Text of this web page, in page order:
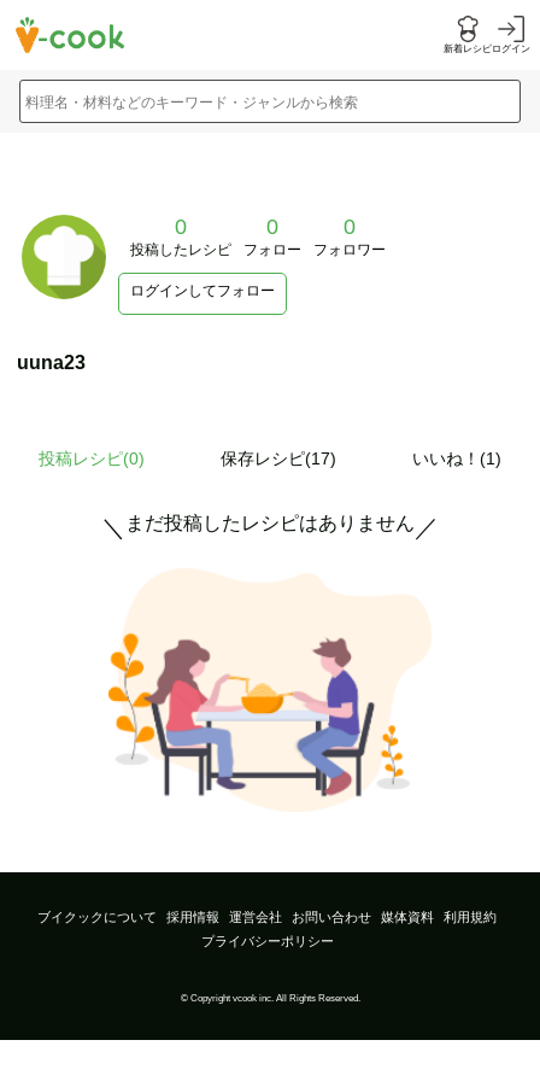
新着レシピログイン
料理名・材料などのキーワード・ジャンルから検索
0
投稿したレシピ
0
フォロー
0
フォロワー
ログインしてフォロー
uuna23
投稿レシピ(0) 保存レシピ(17) いいね！(1)
＼ まだ投稿したレシピはありません ／
ブイクックについて 採用情報 運営会社 お問い合わせ 媒体資料
利用規約
プライバシーポリシー
© Copyright vcook inc. All Rights Reserved.